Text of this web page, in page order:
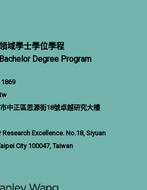
域學士學位學程
Degree Program
中正區思源街18號卓越研究大樓
Excellence. No.18, Siyuan
City 100047, Taiwan